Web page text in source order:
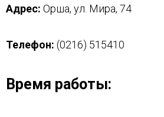
Адрес: Орша, ул. Мира, 74
Телефон: (0216) 515410
Время работы: